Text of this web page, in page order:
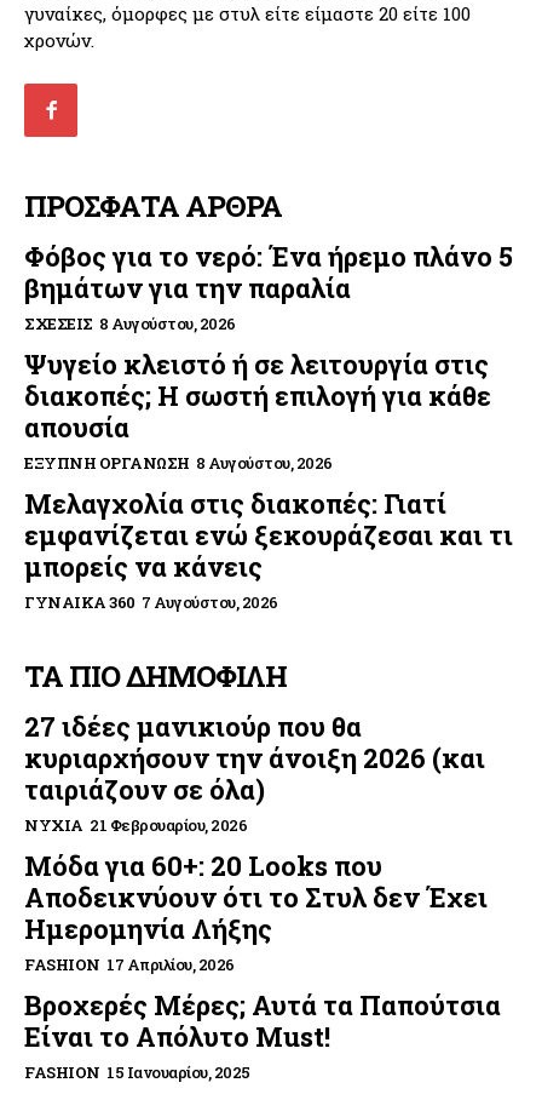
γυναίκες, όμορφες με στυλ είτε είμαστε 20 είτε 100
χρονών.
ΠΡΟΣΦΑΤΑ ΑΡΘΡΑ
Φόβος για το νερό: Ένα ήρεμο πλάνο 5
βημάτων για την παραλία
ΣΧΈΣΕΙΣ 8 Αυγούστου, 2026
Ψυγείο κλειστό ή σε λειτουργία στις
διακοπές; Η σωστή επιλογή για κάθε
απουσία
ΈΞΥΠΝΗ ΟΡΓΆΝΩΣΗ 8 Αυγούστου, 2026
Μελαγχολία στις διακοπές: Γιατί
εμφανίζεται ενώ ξεκουράζεσαι και τι
μπορείς να κάνεις
ΓΥΝΑΊΚΑ 360 7 Αυγούστου, 2026
ΤΑ ΠΙΟ ΔΗΜΟΦΙΛΗ
27 ιδέες μανικιούρ που θα
κυριαρχήσουν την άνοιξη 2026 (και
ταιριάζουν σε όλα)
ΝΎΧΙΑ 21 Φεβρουαρίου, 2026
Μόδα για 60+: 20 Looks που
Αποδεικνύουν ότι το Στυλ δεν Έχει
Ημερομηνία Λήξης
FASHION 17 Απριλίου, 2026
Βροχερές Μέρες; Αυτά τα Παπούτσια
Είναι το Απόλυτο Must!
FASHION 15 Ιανουαρίου, 2025